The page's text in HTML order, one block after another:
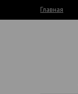
Главная